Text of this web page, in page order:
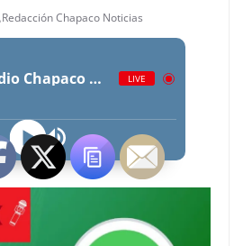
Redacción Chapaco Noticias
Radio Chapaco Noticias Las 24 horas en vivo LIVE